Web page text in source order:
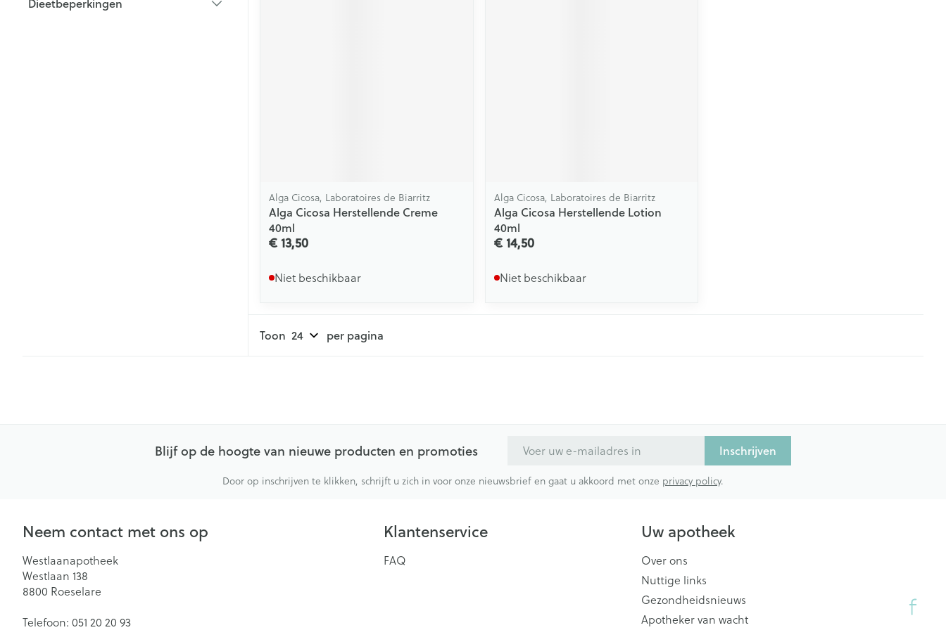
Alga Cicosa, Laboratoires de Biarritz
Alga Cicosa Herstellende Creme
40ml
€ 13,50
Niet beschikbaar
Alga Cicosa, Laboratoires de Biarritz
Alga Cicosa Herstellende Lotion
40ml
€ 14,50
Niet beschikbaar
Toon per pagina
Blijf op de hoogte van nieuwe producten en promoties Inschrijven
Door op inschrijven te klikken, schrijft u zich in voor onze nieuwsbrief en gaat u akkoord met onze privacy policy.
Neem contact met ons op
Westlaanapotheek
Westlaan 138
8800 Roeselare
Telefoon: 051 20 20 93
Klantenservice
FAQ
Uw apotheek
Over ons
Nuttige links
Gezondheidsnieuws
Apotheker van wacht